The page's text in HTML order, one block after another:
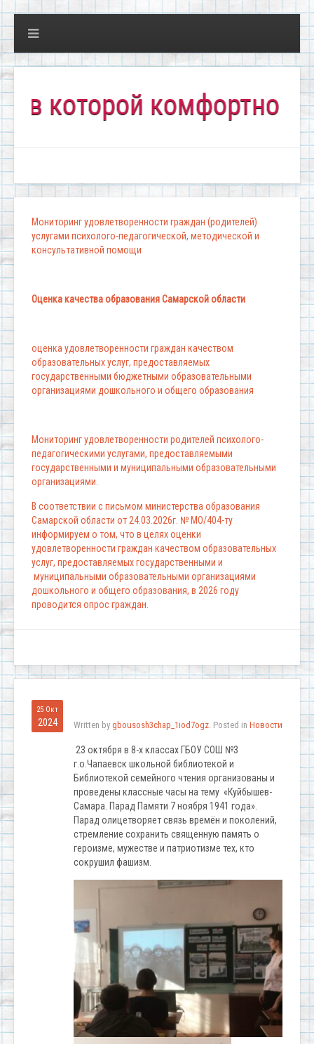
комфортно всем!"
Мониторинг удовлетворенности граждан (родителей)
услугами психолого-педагогической, методической и
консультативной помощи
Оценка качества образования Самарской области
оценка удовлетворенности граждан качеством
образовательных услуг, предоставляемых
государственными бюджетными образовательными
организациями дошкольного и общего образования
Мониторинг удовлетворенности родителей психолого-
педагогическими услугами, предоставляемыми
государственными и муниципальными образовательными
организациями.
В соответствии с письмом министерства образования
Самарской области от 24.03.2026г. № МО/404-ту
информируем о том, что в целях оценки
удовлетворенности граждан качеством образовательных
услуг, предоставляемых государственными и
муниципальными образовательными организациями
дошкольного и общего образования, в 2026 году
проводится опрос граждан.
25 Окт
2024 Written by gbousosh3chap_1iod7ogz. Posted in Новости
23 октября в 8-х классах ГБОУ СОШ №3
г.о.Чапаевск школьной библиотекой и
Библиотекой семейного чтения организованы и
проведены классные часы на тему «Куйбышев-
Самара. Парад Памяти 7 ноября 1941 года».
Парад олицетворяет связь времён и поколений,
стремление сохранить священную память о
героизме, мужестве и патриотизме тех, кто
сокрушил фашизм.